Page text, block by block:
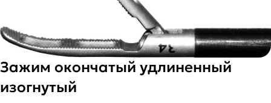
Зажим окончатый удлиненный
изогнутый